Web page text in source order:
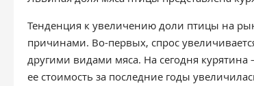
Тенденция к увеличению доли птицы на
причинами. Во-первых, спрос
другими видами мяса. На сегодня
ее стоимость за последние годы